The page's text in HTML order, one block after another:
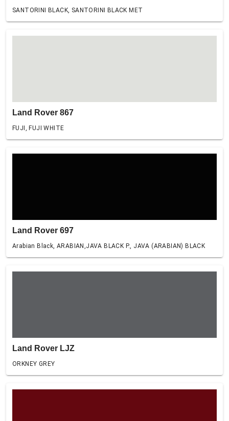
SANTORINI BLACK, SANTORINI BLACK MET
Land Rover 867
FUJI, FUJI WHITE
Land Rover 697
Arabian Black, ARABIAN,JAVA BLACK P., JAVA (ARABIAN) BLACK
Land Rover LJZ
ORKNEY GREY